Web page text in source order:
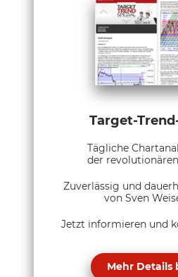
Target-
Tägliche
der
Zuverlässig und
von Sven
Jetzt informieren und
Mehr Details